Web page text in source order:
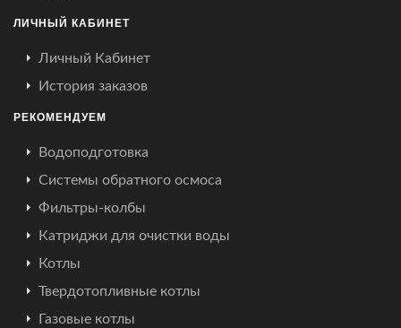
ЛИЧНЫЙ КАБИНЕТ
Личный Кабинет
История заказов
РЕКОМЕНДУЕМ
Водоподготовка
Системы обратного осмоса
Фильтры-колбы
Катриджи для очистки воды
Котлы
Твердотопливные котлы
Газовые котлы